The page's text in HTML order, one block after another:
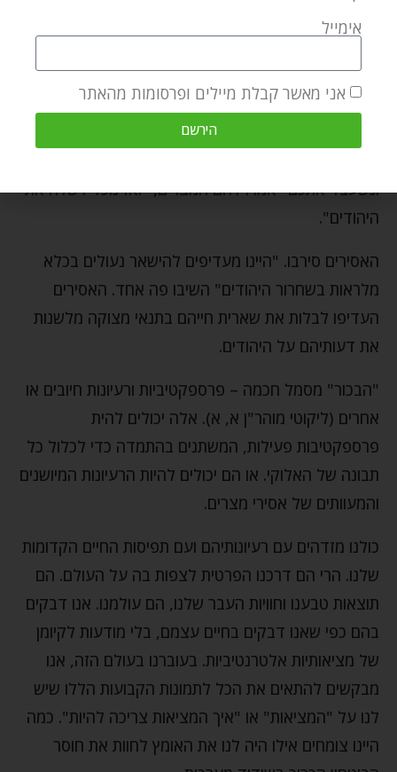
שבוודאי לא רצו לדעת. את מי היו מוצאים למלא את מקום
בסופו של דבר, הם עלו על תכנית. הם יפנו לפושעים
המרושעים שנדונו למאסר עולם, ויציעו להם הצעה:
ונשעבד אתכם" אמרו להם המצרים, "ואז נוכל לשלח את
היהודים".
האסירים סירבו. "היינו מעדיפים להישאר נעולים בכלא
מלראות בשחרור היהודים" השיבו פה אחד. האסירים
העדיפו לבלות את שארית חייהם בתנאי מצוקה מלשנות
את דעותיהם על היהודים.
"הבכור" מסמל חכמה – פרספקטיביות ורעיונות חיובים או
אחרים (ליקוטי מוהר"ן א, א). אלה יכולים להית
פרספקטיבות פעילות, המשתנים בהתמדה כדי לכלול כל
תבונה של האלוקי. או הם יכולים להיות הרעיונות המיושנים
והמעוותים של אסירי מצרים.
כולנו מזדהים עם רעיונותיהם ועם תפיסות החיים הקדומות
שלנו. הרי הם דרכנו הפרטית לצפות בה על העולם. הם
תוצאות טבענו וחוויות העבר שלנו, הם עולמנו. אנו דבקים
בהם כפי שאנו דבקים בחיים עצמם, בלי מודעות לקיומן
של מציאותיות אלטרנטיביות. בעוברנו בעולם הזה, אנו
מבקשים להתאים את הכל לתמונות הקבועות הללו שיש
לנו על "המציאות" או "איך המציאות צריכה להיות". כמה
היינו צומחים אילו היה לנו את האומץ לחוות את חוסר
אימייל
אני מאשר קבלת מיילים ופרסומות מהאתר
הירשם